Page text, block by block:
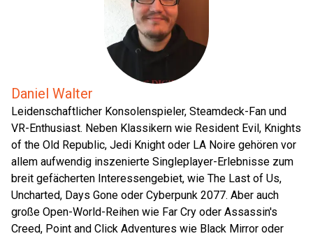
Daniel Walter
Leidenschaftlicher Konsolenspieler, Steamdeck-Fan und
VR-Enthusiast. Neben Klassikern wie Resident Evil, Knights
of the Old Republic, Jedi Knight oder LA Noire gehören vor
allem aufwendig inszenierte Singleplayer-Erlebnisse zum
breit gefächerten Interessengebiet, wie The Last of Us,
Uncharted, Days Gone oder Cyberpunk 2077. Aber auch
große Open-World-Reihen wie Far Cry oder Assassin's
Creed, Point and Click Adventures wie Black Mirror oder